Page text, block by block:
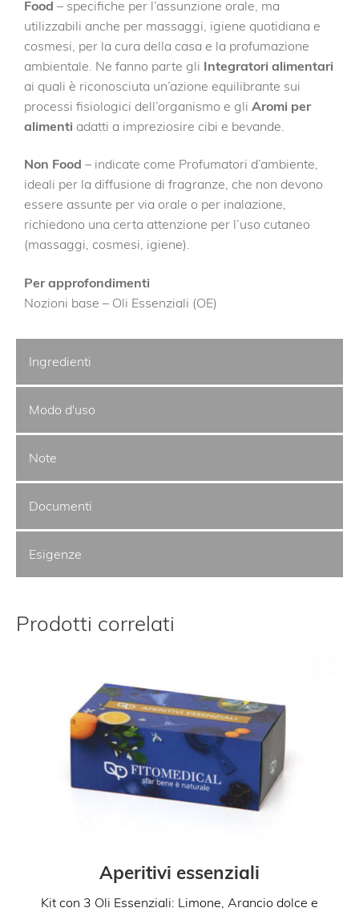
Food – specifiche per l’assunzione orale, ma
utilizzabili anche per massaggi, igiene quotidiana e
cosmesi, per la cura della casa e la profumazione
ambientale. Ne fanno parte gli Integratori alimentari
ai quali è riconosciuta un’azione equilibrante sui
processi fisiologici dell’organismo e gli Aromi per
alimenti adatti a impreziosire cibi e bevande.
Non Food – indicate come Profumatori d’ambiente,
ideali per la diffusione di fragranze, che non devono
essere assunte per via orale o per inalazione,
richiedono una certa attenzione per l’uso cutaneo
(massaggi, cosmesi, igiene).
Per approfondimenti
Nozioni base – Oli Essenziali (OE)
Ingredienti
Modo d'uso
Note
Documenti
Esigenze
Prodotti correlati
Aperitivi essenziali
Kit con 3 Oli Essenziali: Limone, Arancio dolce e